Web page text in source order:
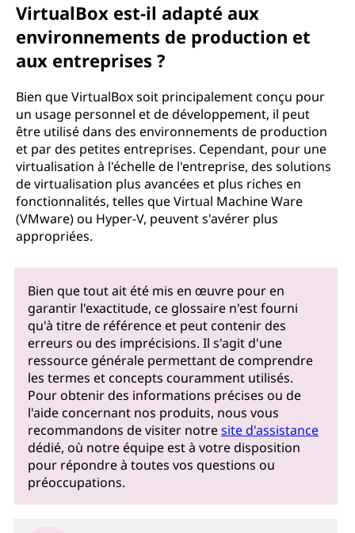
VirtualBox est-il adapté aux
environnements de production et
aux entreprises ?
Bien que VirtualBox soit principalement conçu pour
un usage personnel et de développement, il peut
être utilisé dans des environnements de production
et par des petites entreprises. Cependant, pour une
virtualisation à l'échelle de l'entreprise, des solutions
de virtualisation plus avancées et plus riches en
fonctionnalités, telles que Virtual Machine Ware
(VMware) ou Hyper-V, peuvent s'avérer plus
appropriées.
Bien que tout ait été mis en œuvre pour en
garantir l'exactitude, ce glossaire n'est fourni
qu'à titre de référence et peut contenir des
erreurs ou des imprécisions. Il s'agit d'une
ressource générale permettant de comprendre
les termes et concepts couramment utilisés.
Pour obtenir des informations précises ou de
l'aide concernant nos produits, nous vous
recommandons de visiter notresite d'assistance
dédié, où notre équipe est à votre disposition
pour répondre à toutes vos questions ou
préoccupations.